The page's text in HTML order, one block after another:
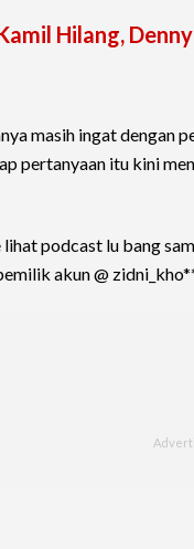
Hilang,
masih ingat dengan
pertanyaan itu kini
podcast lu bang
akun @